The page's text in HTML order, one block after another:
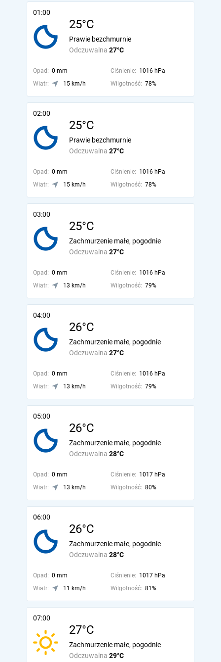
01:00
25°C
Odczuwalna 27°C
Prawie bezchmurnie
Opad: 0 mm Ciśnienie: 1016 hPa
Wiatr:
15 km/h Wilgotność: 78%
02:00
25°C
Odczuwalna 27°C
Prawie bezchmurnie
Opad: 0 mm Ciśnienie: 1016 hPa
Wiatr:
15 km/h Wilgotność: 78%
03:00
25°C
Odczuwalna 27°C
Zachmurzenie małe, pogodnie
Opad: 0 mm Ciśnienie: 1016 hPa
Wiatr:
13 km/h Wilgotność: 79%
04:00
26°C
Odczuwalna 27°C
Zachmurzenie małe, pogodnie
Opad: 0 mm Ciśnienie: 1016 hPa
Wiatr:
13 km/h Wilgotność: 79%
05:00
26°C
Odczuwalna 28°C
Zachmurzenie małe, pogodnie
Opad: 0 mm Ciśnienie: 1017 hPa
Wiatr:
13 km/h Wilgotność: 80%
06:00
26°C
Odczuwalna 28°C
Zachmurzenie małe, pogodnie
Opad: 0 mm Ciśnienie: 1017 hPa
Wiatr:
11 km/h Wilgotność: 81%
07:00
27°C
Odczuwalna 29°C
Zachmurzenie małe, pogodnie